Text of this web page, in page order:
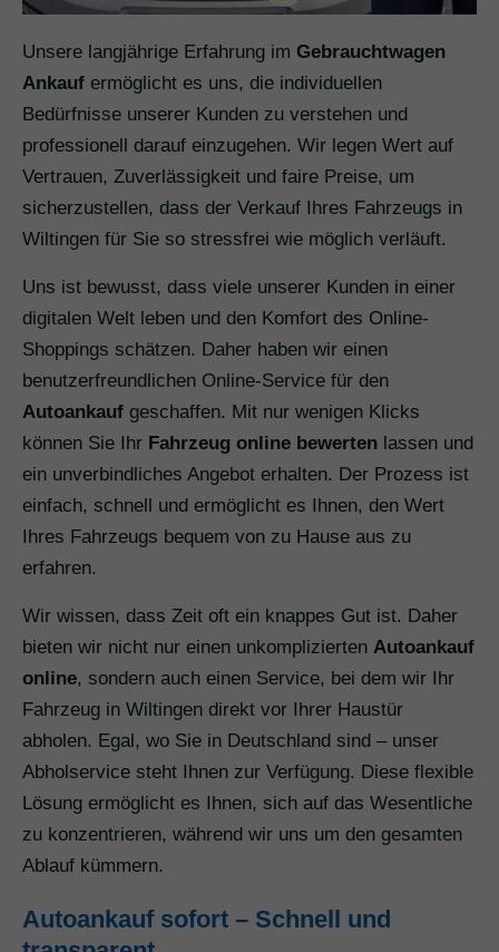
Unsere langjährige Erfahrung im Gebrauchtwagen
Ankauf ermöglicht es uns, die individuellen
Bedürfnisse unserer Kunden zu verstehen und
professionell darauf einzugehen. Wir legen Wert auf
Vertrauen, Zuverlässigkeit und faire Preise, um
sicherzustellen, dass der Verkauf Ihres Fahrzeugs in
Wiltingen für Sie so stressfrei wie möglich verläuft.
Uns ist bewusst, dass viele unserer Kunden in einer
digitalen Welt leben und den Komfort des Online-
Shoppings schätzen. Daher haben wir einen
benutzerfreundlichen Online-Service für den
Autoankauf geschaffen. Mit nur wenigen Klicks
können Sie Ihr Fahrzeug online bewerten lassen und
ein unverbindliches Angebot erhalten. Der Prozess ist
einfach, schnell und ermöglicht es Ihnen, den Wert
Ihres Fahrzeugs bequem von zu Hause aus zu
erfahren.
Wir wissen, dass Zeit oft ein knappes Gut ist. Daher
bieten wir nicht nur einen unkomplizierten Autoankauf
online, sondern auch einen Service, bei dem wir Ihr
Fahrzeug in Wiltingen direkt vor Ihrer Haustür
abholen. Egal, wo Sie in Deutschland sind – unser
Abholservice steht Ihnen zur Verfügung. Diese flexible
Lösung ermöglicht es Ihnen, sich auf das Wesentliche
zu konzentrieren, während wir uns um den gesamten
Ablauf kümmern.
Autoankauf sofort – Schnell und